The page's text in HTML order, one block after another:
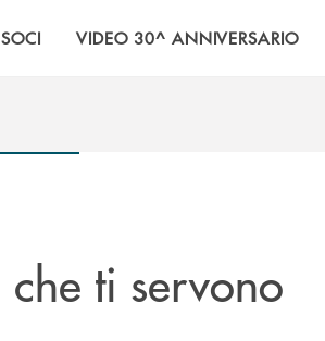
SOCI VIDEO 30^ ANNIVERSARIO
che ti servono